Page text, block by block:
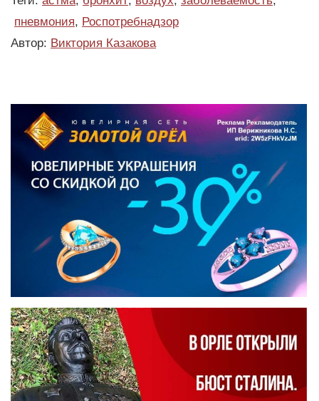
пневмония, Роспотребнадзор
Автор: Виктория Казакова